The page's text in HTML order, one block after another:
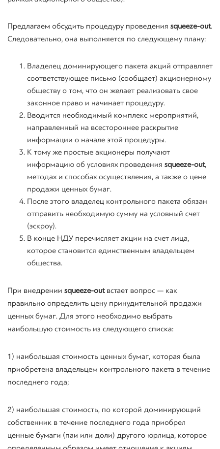
Предлагаем обсудить процедуру проведения squeeze-out.
Следовательно, она выполняется по следующему плану:
Владелец доминирующего пакета акций отправляет
соответствующее письмо (сообщает) акционерному
обществу о том, что он желает реализовать свое
законное право и начинает процедуру.
Вводится необходимый комплекс мероприятий,
направленный на всестороннее раскрытие
информации о начале этой процедуры.
К тому же простые акционеры получают
информацию об условиях проведения squeeze-out,
методах и способах осуществления, а также о цене
продажи ценных бумаг.
После этого владелец контрольного пакета обязан
отправить необходимую сумму на условный счет
(эскроу).
В конце НДУ перечисляет акции на счет лица,
которое становится единственным владельцем
общества.
При внедрении squeeze-outвстает вопрос — как
правильно определить цену принудительной продажи
ценных бумаг. Для этого необходимо выбрать
наибольшую стоимость из следующего списка:
1) наибольшая стоимость ценных бумаг, которая была
приобретена владельцем контрольного пакета в течение
последнего года;
2) наибольшая стоимость, по которой доминирующий
собственник в течение последнего года приобрел
ценные бумаги (паи или доли) другого юрлица, которое